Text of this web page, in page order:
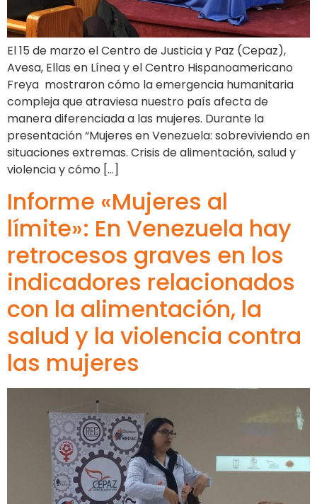
El 15 de marzo el Centro de Justicia y Paz (Cepaz),
Avesa, Ellas en Línea y el Centro Hispanoamericano
Freya mostraron cómo la emergencia humanitaria
compleja que atraviesa nuestro país afecta de
manera diferenciada a las mujeres. Durante la
presentación “Mujeres en Venezuela: sobreviviendo en
situaciones extremas. Crisis de alimentación, salud y
violencia y cómo […]
Informe «Mujeres al
límite»: En Venezuela hay
retrocesos graves en los
indicadores relacionados
con la alimentación, la
salud y la violencia contra
las mujeres